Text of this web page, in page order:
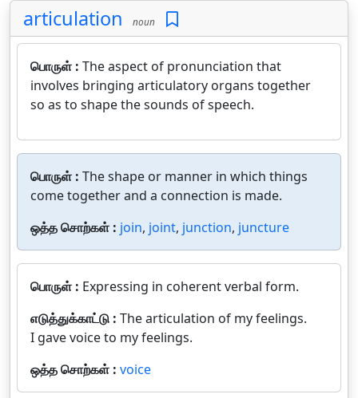
articulation noun
பொருள் : The aspect of pronunciation that
involves bringing articulatory organs together
so as to shape the sounds of speech.
பொருள் : The shape or manner in which things
come together and a connection is made.
ஒத்த சொற்கள் : join, joint, junction, juncture
பொருள் : Expressing in coherent verbal form.
எடுத்துக்காட்டு : The articulation of my feelings.
I gave voice to my feelings.
ஒத்த சொற்கள் : voice